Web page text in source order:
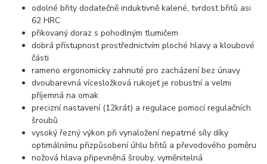
odolné břity dodatečně induktivně kalené, tvrdost břitů asi
62 HRC
přikovaný doraz s pohodlným tlumičem
dobrá přístupnost prostřednictvím ploché hlavy a kloubové
části
rameno ergonomicky zahnuté pro zacházení bez únavy
dvoubarevná vícesložková rukojeť je robustní a velmi
příjemná na omak
precizní nastavení (12krát) a regulace pomocí regulačních
šroubů
vysoký řezný výkon při vynaložení nepatrné síly díky
optimálnímu přizpůsobení úhlu břitů a převodového poměru
nožová hlava připevněná šrouby, vyměnitelná